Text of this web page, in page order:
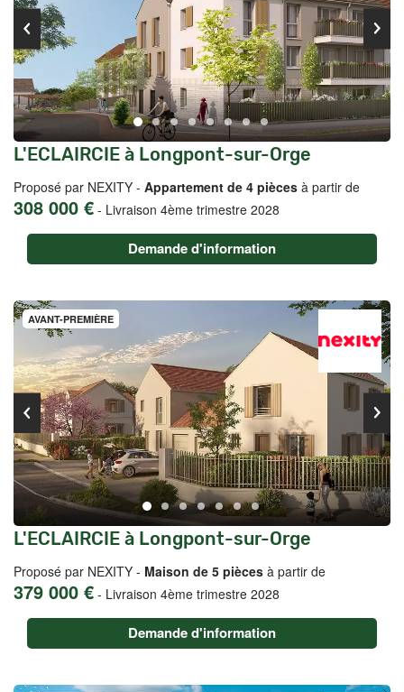
L'ECLAIRCIE à Longpont-sur-Orge
Proposé par NEXITY - Appartement de 4 pièces à partir de
308 000 € - Livraison 4ème trimestre 2028
Demande d'information
AVANT-PREMIÈRE
L'ECLAIRCIE à Longpont-sur-Orge
Proposé par NEXITY - Maison de 5 pièces à partir de
379 000 € - Livraison 4ème trimestre 2028
Demande d'information